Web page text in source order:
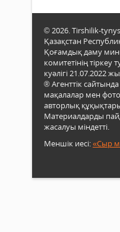
© 2026. Tirshilik-
Қазақстан
Қоғамдық даму
комитетінің тіркеу
куәлігі 21.07.2022
® Агенттік
мақалалар мен
авторлық
Материалдарды
жасалуы міндетті.
Меншік иесі:«Сыр